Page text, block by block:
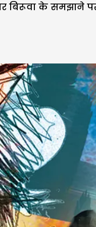
बिरूवा के समझाने